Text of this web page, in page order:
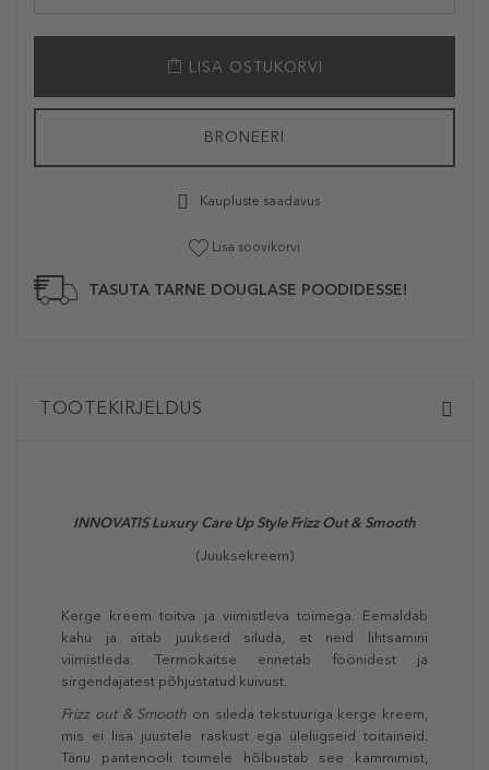
LISA OSTUKORVI
BRONEERI
Kaupluste saadavus
Lisa soovikorvi
TASUTA TARNE DOUGLASE POODIDESSE!
TOOTEKIRJELDUS
INNOVATIS Luxury Care Up Style Frizz Out & Smooth
(Juuksekreem)
Kerge kreem toitva ja viimistleva toimega. Eemaldab
kahu ja aitab juukseid siluda, et neid lihtsamini
viimistleda. Termokaitse ennetab föönidest ja
sirgendajatest põhjustatud kuivust.
Frizz out & Smooth on sileda tekstuuriga kerge kreem,
mis ei lisa juustele raskust ega üleliigseid toitaineid.
Tänu pantenooli toimele hõlbustab see kammimist,